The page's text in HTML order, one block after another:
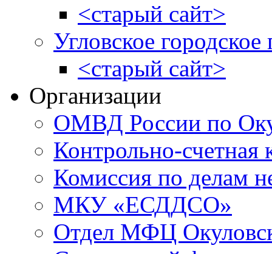
<старый сайт>
Угловское городское
<старый сайт>
Организации
ОМВД России по
Контрольно-счетная
Комиссия по делам
МКУ «ЕСДДСО»
Отдел МФЦ